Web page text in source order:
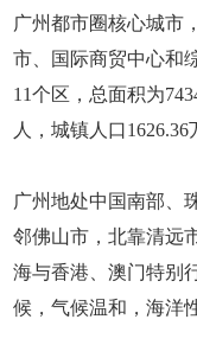
广州都市圈核心城市
市、国际商贸中心和
11个区，总面积为
人，城镇人口1626.36
广州地处中国南部、
邻佛山市，北靠清远
海与香港、澳门特别
候，气候温和，海洋